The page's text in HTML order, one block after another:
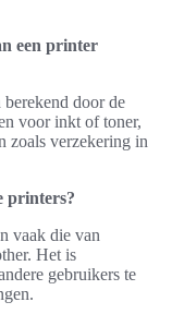
een printer
door de
voor inkt of toner,
zoals verzekering in
printers?
vaak die van
Het is
gebruikers te